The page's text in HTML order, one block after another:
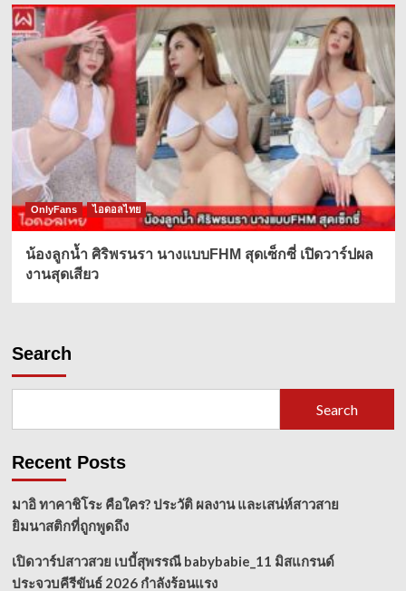
OnlyFans ไอดอลไทย
น้องลูกน้ำ ศิริพรนรา นางแบบFHM สุดเซ็กซี่ เปิดวาร์ปผล
งานสุดเสียว
Search
Search
Recent Posts
มาอิ ทาคาชิโระ คือใคร? ประวัติ ผลงาน และเสน่ห์สาวสาย
ยิมนาสติกที่ถูกพูดถึง
เปิดวาร์ปสาวสวย เบบี้สุพรรณี babybabie_11 มิสแกรนด์
ประจวบคีรีขันธ์ 2026 กำลังร้อนแรง